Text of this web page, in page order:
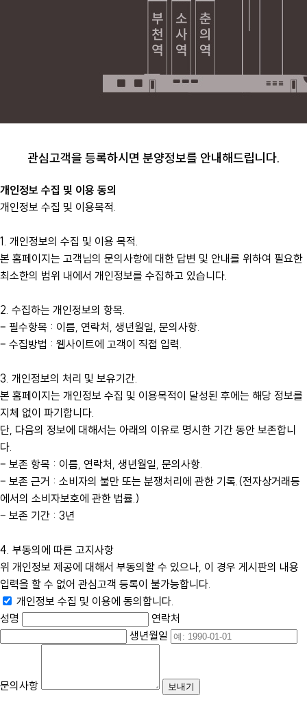
관심고객을 등록하시면 분양정보를 안내해드립니다.
개인정보 수집 및 이용 동의
개인정보 수집 및 이용목적.
1. 개인정보의 수집 및 이용 목적.
본 홈페이지는 고객님의 문의사항에 대한 답변 및 안내를 위하여 필요한
최소한의 범위 내에서 개인정보를 수집하고 있습니다.
2. 수집하는 개인정보의 항목.
– 필수항목 : 이름, 연락처, 생년월일, 문의사항.
– 수집방법 : 웹사이트에 고객이 직접 입력.
3. 개인정보의 처리 및 보유기간.
본 홈페이지는 개인정보 수집 및 이용목적이 달성된 후에는 해당 정보를
지체 없이 파기합니다.
단, 다음의 정보에 대해서는 아래의 이유로 명시한 기간 동안 보존합니
다.
– 보존 항목 : 이름, 연락처, 생년월일, 문의사항.
– 보존 근거 : 소비자의 불만 또는 분쟁처리에 관한 기록.(전자상거래등
에서의 소비자보호에 관한 법률.)
– 보존 기간 : 3년
4. 부동의에 따른 고지사항
위 개인정보 제공에 대해서 부동의할 수 있으나, 이 경우 게시판의 내용
입력을 할 수 없어 관심고객 등록이 불가능합니다.
개인정보 수집 및 이용에 동의합니다.
성명
연락처
생년월일
문의사항